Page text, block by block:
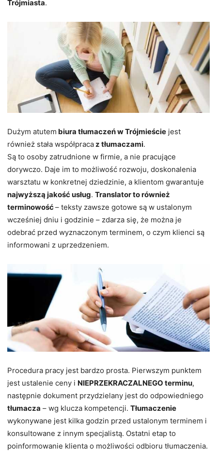
Trójmiasta.
Dużym atutem biura tłumaczeń w Trójmieście jest
również stała współpracaz tłumaczami.
Są to osoby zatrudnione w firmie, a nie pracujące
dorywczo. Daje im to możliwość rozwoju, doskonalenia
warsztatu w konkretnej dziedzinie, a klientom gwarantuje
najwyższą jakość usług. Translator to również
terminowość– teksty zawsze gotowe są w ustalonym
wcześniej dniu i godzinie – zdarza się, że można je
odebrać przed wyznaczonym terminem, o czym klienci są
informowani z uprzedzeniem.
Procedura pracy jest bardzo prosta. Pierwszym punktem
jest ustalenie ceny i NIEPRZEKRACZALNEGO terminu,
następnie dokument przydzielany jest do odpowiedniego
tłumacza – wg klucza kompetencji. Tłumaczenie
wykonywane jest kilka godzin przed ustalonym terminem i
konsultowane z innym specjalistą. Ostatni etap to
poinformowanie klienta o możliwości odbioru tłumaczenia.